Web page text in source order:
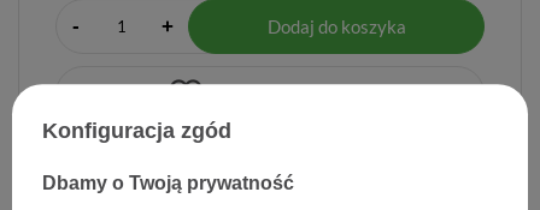
- + Dodaj do koszyka
Konfiguracja zgód
Dbamy o Twoją prywatność